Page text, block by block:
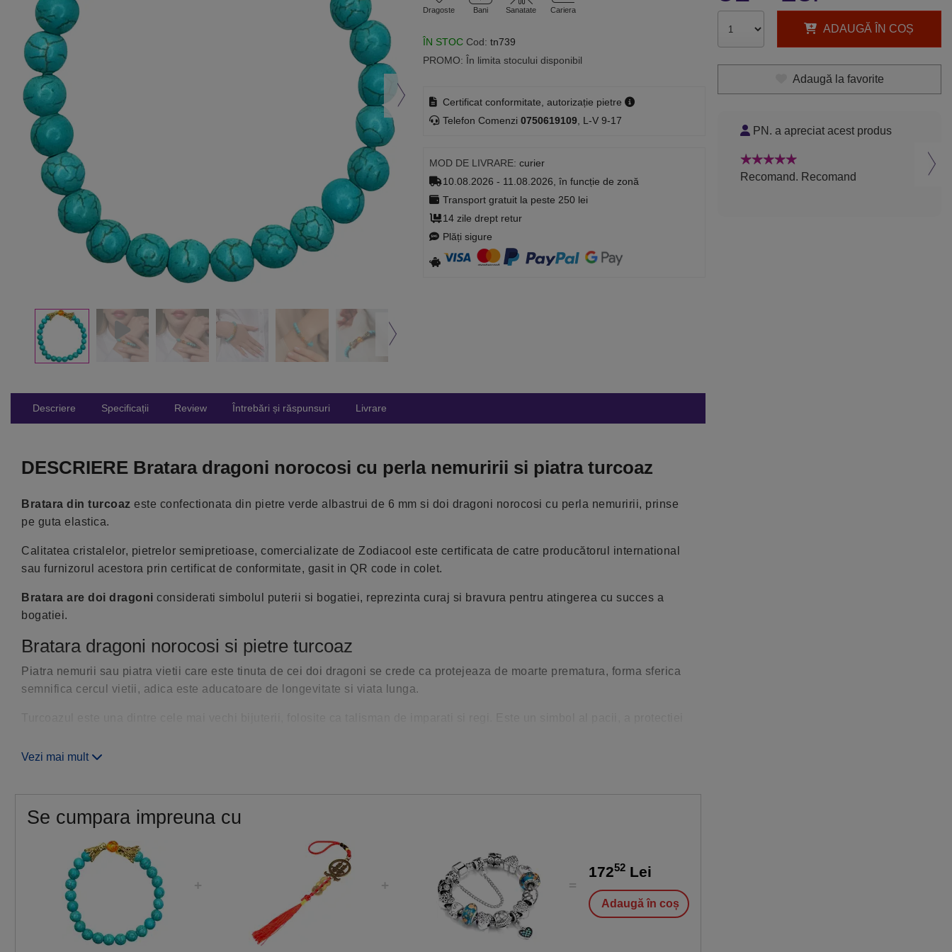
Dragoste Bani Sanatate Cariera
ÎN STOC Cod: tn739
PROMO: În limita stocului disponibil
Certificat conformitate, autorizație pietre
Telefon Comenzi0750619109 , L-V 9-17
MOD DE LIVRARE: curier
10.08.2026 - 11.08.2026, în funcție de zonă
Transport gratuit la peste 250 lei
14 zile drept retur
Plăți sigure
Descriere Specificații Review Întrebări și răspunsuri Livrare
DESCRIERE Bratara dragoni norocosi cu perla nemuririi si piatra turcoaz
Bratara din turcoaz este confectionata din pietre verde albastrui de 6 mm si doi dragoni norocosi cu perla nemuririi, prinse
pe guta elastica.
Calitatea cristalelor, pietrelor semipretioase, comercializate de Zodiacool este certificata de catre producătorul international
sau furnizorul acestora prin certificat de conformitate, gasit in QR code in colet.
Bratara are doi dragoni considerati simbolul puterii si bogatiei, reprezinta curaj si bravura pentru atingerea cu succes a
bogatiei.
Bratara dragoni norocosi si pietre turcoaz
Piatra nemurii sau piatra vietii care este tinuta de cei doi dragoni se crede ca protejeaza de moarte prematura, forma sferica
semnifica cercul vietii, adica este aducatoare de longevitate si viata lunga.
Culoarea albastru semnifica renastere, binecuvantare, chiar si cea mai celebra moschee, Shah din Isfahan, Iran, este
Fiind folosita de imparati, zei in diversele ceremonii ale acestora, aduce binecuvantare si protectie. Ajuta la curatarea chakrei
gatului pentru a va ajuta in exprimare si de asemenea este folosita pentru matanii si rugaciuni.
Utilizare bratara dragon cu turcoaze
Trebuie tinut sub nivelul privirii, de preferat pe mana stanga, pentru a putea tine sub control efectele deosebit de puternice ale
acesteia.
Bratara este benefica la locul de munca, intocmai pentru ca aduce prosperitate, bogatie, protejeaza de energiile negative si
ajuta la exprimare.
Vezi mai mult
Se cumpara impreuna cu
17252 Lei
Adaugă în coș
ADAUGĂ ÎN COȘ
Adaugă la favorite
PN. a apreciat acest produs
Recomand. Recomand